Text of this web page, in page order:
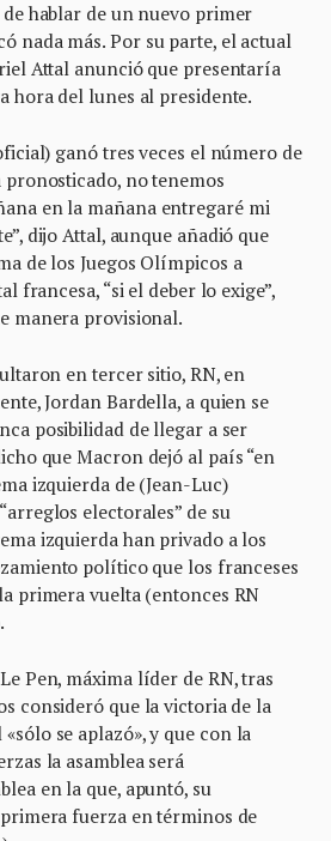
de hablar de un nuevo primer
nada más. Por su parte, el actual
Attal anunció que presentaría
hora del lunes al presidente.
ganó tres veces el número de
pronosticado, no tenemos
en la mañana entregaré mi
dijo Attal, aunque añadió que
de los Juegos Olímpicos a
francesa, “si el deber lo exige”,
manera provisional.
en tercer sitio, RN, en
Jordan Bardella, a quien se
posibilidad de llegar a ser
que Macron dejó al país “en
izquierda de (Jean-Luc)
electorales” de su
izquierda han privado a los
político que los franceses
primera vuelta (entonces RN
Pen, máxima líder de RN, tras
consideró que la victoria de la
se aplazó», y que con la
la asamblea será
en la que, apuntó, su
fuerza en términos de